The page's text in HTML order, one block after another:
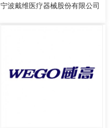
宁波戴维医疗器械股份有限公司